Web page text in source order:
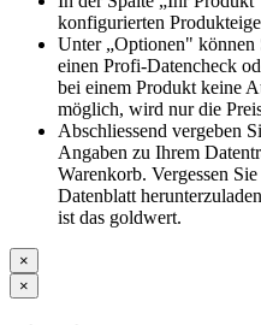
konfigurierten
Unter „Optionen" können
einen Profi-Datencheck
bei einem Produkt keine
möglich, wird nur die
Abschliessend vergeben
Angaben zu Ihrem
Warenkorb. Vergessen
Datenblatt
ist das goldwert.
×
×